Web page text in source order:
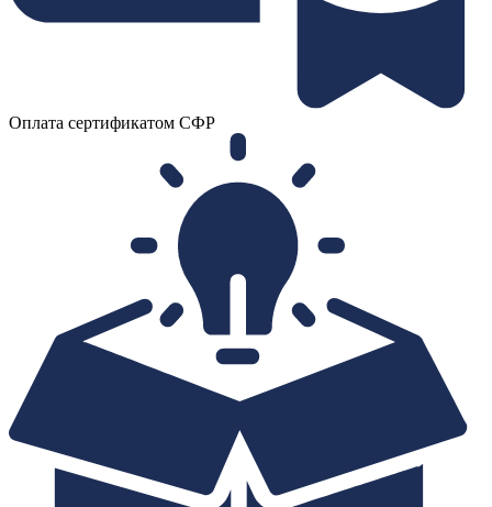
Оплата сертификатом СФР